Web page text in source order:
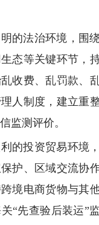
的法治环境，围
态等关键环节，
收费、乱罚款、
人制度，建立重
监测评价。
的投资贸易环境
护、区域交流协
境电商货物与其
“先查验后装运”